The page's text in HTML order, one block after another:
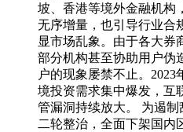
坡、香港等境外金融机构
无序增量，也引导行业合
显市场乱象。由于各大券
部分机构甚至协助用户伪
户的现象屡禁不止。
境投资需求集中爆发，互
管漏洞持续放大。 为遏制
二轮整治，全面下架国内